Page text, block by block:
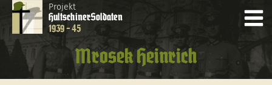
Projekt
HultschinerSoldaten
1939 - 45
Mrosek Heinrich